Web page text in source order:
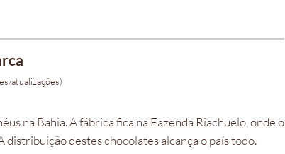
atualizações)
na Bahia. A fábrica fica na Fazenda Riachuelo, onde o
destes chocolates alcança o país todo.